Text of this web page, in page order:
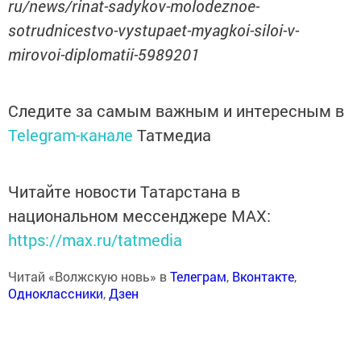
ru/news/rinat-sadykov-molodeznoe-
sotrudnicestvo-vystupaet-myagkoi-siloi-v-
mirovoi-diplomatii-5989201
Следите за самым важным и интересным в
Telegram-канале Татмедиа
Читайте новости Татарстана в
национальном мессенджере MАХ:
https://max.ru/tatmedia
Читай «Волжскую новь» вТелеграм, Вконтакте,
Одноклассники,Дзен